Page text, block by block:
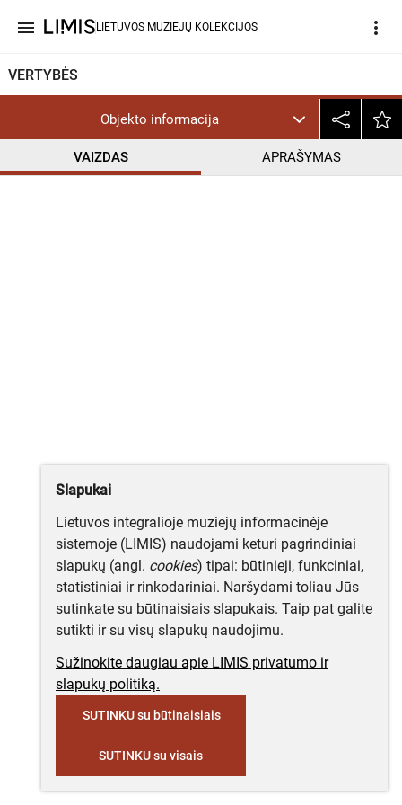
menu LIETUVOS MUZIEJŲ KOLEKCIJOS more_vert
VERTYBĖS
Objekto informacija
VAIZDAS APRAŠYMAS
CC BY help_outline
Slapukai
Lietuvos integralioje muziejų informacinėje
sistemoje (LIMIS) naudojami keturi pagrindiniai
slapukų (angl. cookies) tipai: būtinieji, funkciniai,
statistiniai ir rinkodariniai. Naršydami toliau Jūs
sutinkate su būtinaisiais slapukais. Taip pat galite
sutikti ir su visų slapukų naudojimu.
Sužinokite daugiau apie LIMIS privatumo ir
slapukų politiką.
SUTINKU su būtinaisiais
SUTINKU su visais